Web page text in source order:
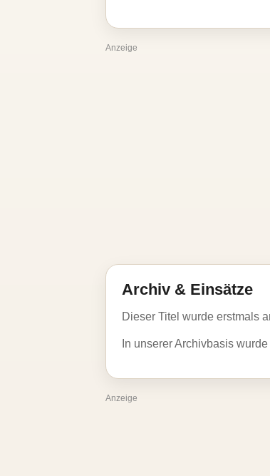
Anzeige
Archiv & Einsätze
Dieser Titel wurde erstmals
In unserer Archivbasis wurde
Anzeige